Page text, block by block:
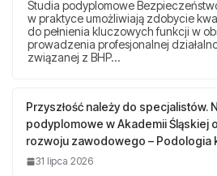
Studia podyplomowe
w praktyce umożliwiają zdobycie
do pełnienia kluczowych funkcji w
prowadzenia profesjonalnej
związanej z BHP…
Przyszłość należy do specjalistów.
podyplomowe w Akademii Śląskiej
rozwoju zawodowego – Podologia
31 lipca 2026